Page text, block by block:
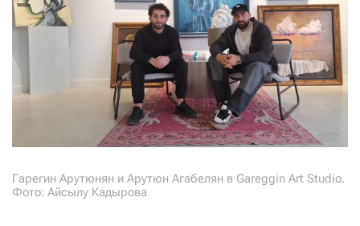
Гарегин Арутюнян и Арутюн Агабелян в Gareggin Art Studio.
Фото: Айсылу Кадырова